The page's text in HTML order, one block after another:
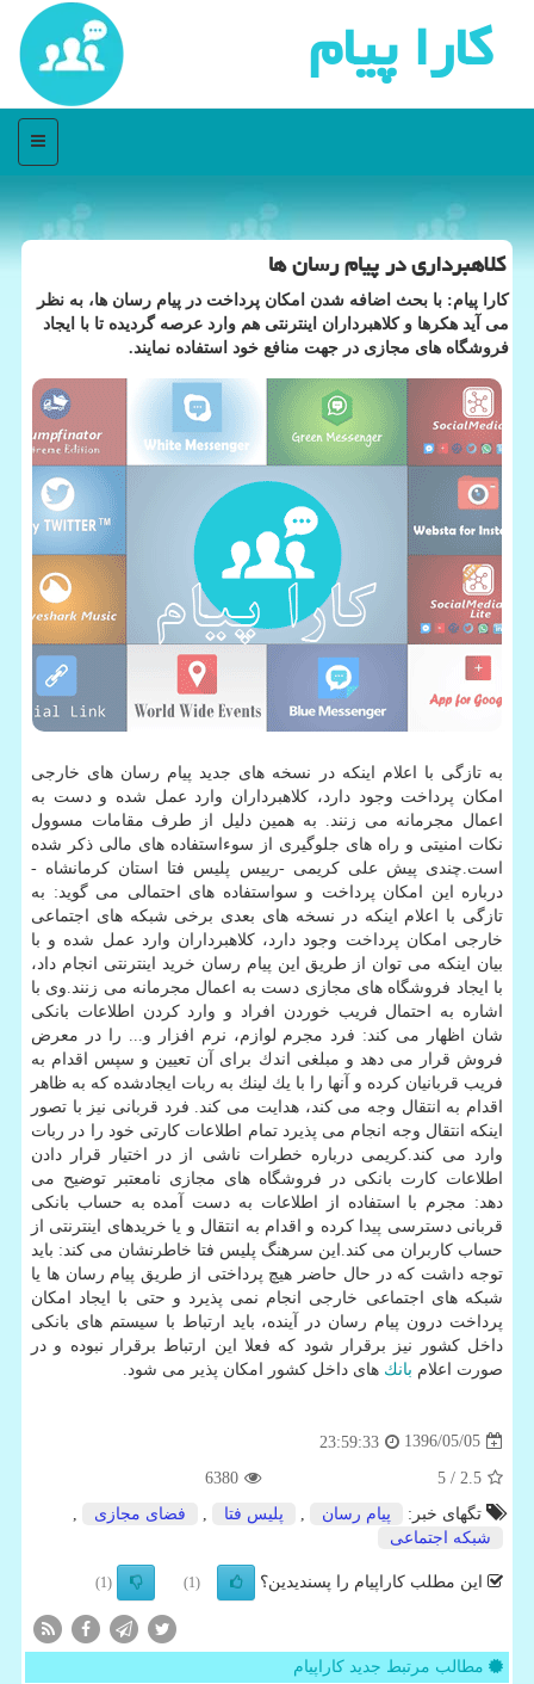
كارا پیام
منو
كلاهبرداری در پیام رسان ها
كارا پیام: با بحث اضافه شدن امكان پرداخت در پیام رسان ها، به نظر
می آید هكرها و كلاهبرداران اینترنتی هم وارد عرصه گردیده تا با ایجاد
فروشگاه های مجازی در جهت منافع خود استفاده نمایند.
به تازگی با اعلام اینكه در نسخه های جدید پیام رسان های خارجی
امكان پرداخت وجود دارد، كلاهبرداران وارد عمل شده و دست به
اعمال مجرمانه می زنند. به همین دلیل از طرف مقامات مسوول
نكات امنیتی و راه های جلوگیری از سوءاستفاده های مالی ذكر شده
است.چندی پیش علی كریمی -رییس پلیس فتا استان كرمانشاه -
درباره این امكان پرداخت و سواستفاده های احتمالی می گوید: به
تازگی با اعلام اینكه در نسخه های بعدی برخی شبكه های اجتماعی
خارجی امكان پرداخت وجود دارد، كلاهبرداران وارد عمل شده و با
بیان اینكه می توان از طریق این پیام رسان خرید اینترنتی انجام داد،
با ایجاد فروشگاه های مجازی دست به اعمال مجرمانه می زنند.وی با
اشاره به احتمال فریب خوردن افراد و وارد كردن اطلاعات بانكی
شان اظهار می كند: فرد مجرم لوازم، نرم افزار و... را در معرض
فروش قرار می دهد و مبلغی اندك برای آن تعیین و سپس اقدام به
فریب قربانیان كرده و آنها را با یك لینك به ربات ایجادشده كه به ظاهر
اقدام به انتقال وجه می كند، هدایت می كند. فرد قربانی نیز با تصور
اینكه انتقال وجه انجام می پذیرد تمام اطلاعات كارتی خود را در ربات
وارد می كند.كریمی درباره خطرات ناشی از در اختیار قرار دادن
اطلاعات كارت بانكی در فروشگاه های مجازی نامعتبر توضیح می
دهد: مجرم با استفاده از اطلاعات به دست آمده به حساب بانكی
قربانی دسترسی پیدا كرده و اقدام به انتقال و یا خریدهای اینترنتی از
حساب كاربران می كند.این سرهنگ پلیس فتا خاطرنشان می كند: باید
توجه داشت كه در حال حاضر هیچ پرداختی از طریق پیام رسان ها یا
شبكه های اجتماعی خارجی انجام نمی پذیرد و حتی با ایجاد امكان
پرداخت درون پیام رسان در آینده، باید ارتباط با سیستم های بانكی
داخل كشور نیز برقرار شود كه فعلا این ارتباط برقرار نبوده و در
صورت اعلام بانك های داخل كشور امكان پذیر می شود.
1396/05/05
23:59:33
2.5
/ 5
6380
تگهای خبر:
پیام رسان پلیس فتا فضای مجازی
شبكه اجتماعی
این مطلب کاراپیام را پسندیدین؟ (1)
(1)
مطالب مرتبط جدید کاراپیام